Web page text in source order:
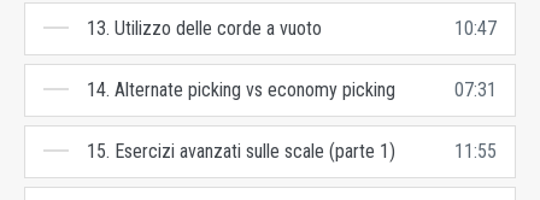
13. Utilizzo delle corde a vuoto 10:47
14. Alternate picking vs economy picking 07:31
15. Esercizi avanzati sulle scale (parte 1) 11:55